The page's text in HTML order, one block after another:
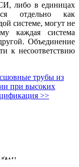
либо в единицах
отдельно как
системе, могут не
каждая система
Объединение
к несоответствию
трубы из
при высоких
>>